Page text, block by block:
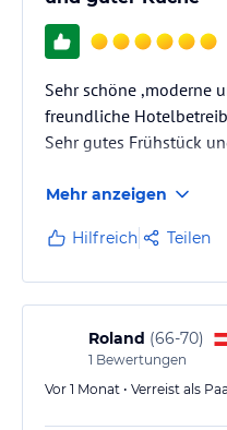
Sehr schöne ,moderne
freundliche
Sehr gutes Frühstück
Mehr anzeigen
Hilfreich Teilen
Roland (66-70)
1 Bewertungen
Vor 1 Monat • Verreist als